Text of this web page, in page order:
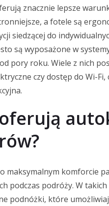
znacznie lepsze
a fotele są
siedzącej do
są wyposażone w
pory roku. Wiele z nich
czy dostęp do Wi-Fi,
maksymalnym komforcie
podczas podróży. W
podnóżki, które